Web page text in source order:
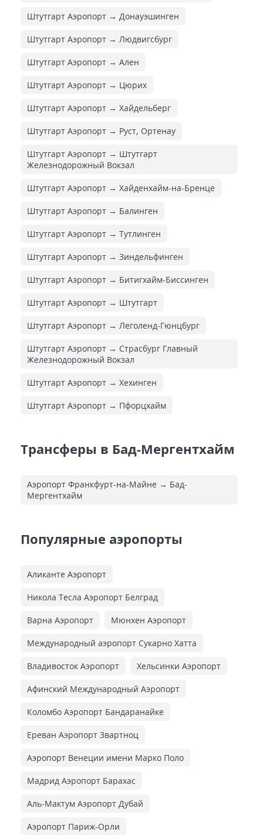
Штутгарт Аэропорт → Донауэшинген
Штутгарт Аэропорт → Людвигсбург
Штутгарт Аэропорт → Ален
Штутгарт Аэропорт → Цюрих
Штутгарт Аэропорт → Хайдельберг
Штутгарт Аэропорт → Руст, Ортенау
Штутгарт Аэропорт → Штутгарт
Железнодорожный Вокзал
Штутгарт Аэропорт → Хайденхайм-на-Бренце
Штутгарт Аэропорт → Балинген
Штутгарт Аэропорт → Тутлинген
Штутгарт Аэропорт → Зиндельфинген
Штутгарт Аэропорт → Битигхайм-Биссинген
Штутгарт Аэропорт → Штутгарт
Штутгарт Аэропорт → Леголенд-Гюнцбург
Штутгарт Аэропорт → Страсбург Главный
Железнодорожный Вокзал
Штутгарт Аэропорт → Хехинген
Штутгарт Аэропорт → Пфорцхайм
Трансферы в Бад-Мергентхайм
Аэропорт Франкфурт-на-Майне → Бад-
Мергентхайм
Популярные аэропорты
Аликанте Аэропорт
Никола Тесла Аэропорт Белград
Варна Аэропорт Мюнхен Аэропорт
Международный аэропорт Сукарно Хатта
Владивосток Аэропорт Хельсинки Аэропорт
Афинский Международный Аэропорт
Коломбо Аэропорт Бандаранайке
Ереван Аэропорт Звартноц
Аэропорт Венеции имени Марко Поло
Мадрид Аэропорт Барахас
Аль-Мактум Аэропорт Дубай
Аэропорт Париж-Орли